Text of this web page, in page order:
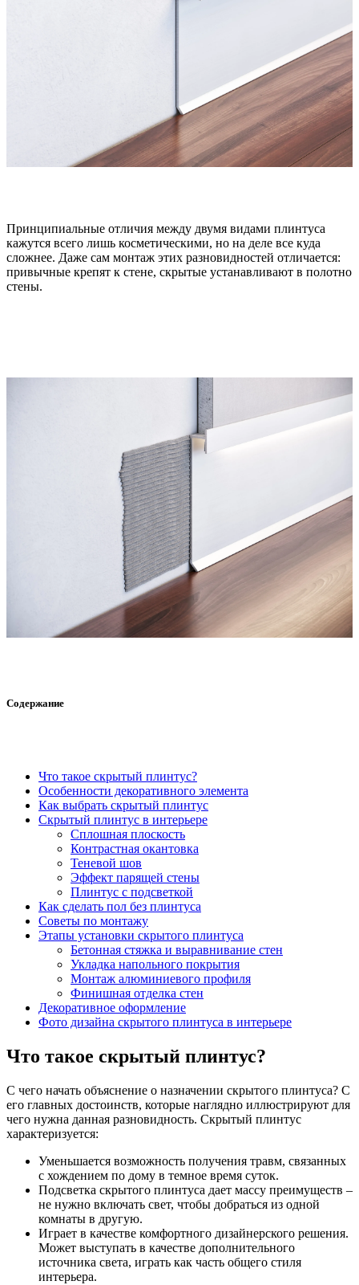
Принципиальные отличия между двумя видами плинтуса
кажутся всего лишь косметическими, но на деле все куда
сложнее. Даже сам монтаж этих разновидностей отличается:
привычные крепят к стене, скрытые устанавливают в полотно
стены.
Содержание
Что такое скрытый плинтус?
Особенности декоративного элемента
Как выбрать скрытый плинтус
Скрытый плинтус в интерьере
Сплошная плоскость
Контрастная окантовка
Теневой шов
Эффект парящей стены
Плинтус с подсветкой
Как сделать пол без плинтуса
Советы по монтажу
Этапы установки скрытого плинтуса
Бетонная стяжка и выравнивание стен
Укладка напольного покрытия
Монтаж алюминиевого профиля
Финишная отделка стен
Декоративное оформление
Фото дизайна скрытого плинтуса в интерьере
Что такое скрытый плинтус?
С чего начать объяснение о назначении скрытого плинтуса? С
его главных достоинств, которые наглядно иллюстрируют для
чего нужна данная разновидность. Скрытый плинтус
характеризуется:
Уменьшается возможность получения травм, связанных
с хождением по дому в темное время суток.
Подсветка скрытого плинтуса дает массу преимуществ –
не нужно включать свет, чтобы добраться из одной
комнаты в другую.
Играет в качестве комфортного дизайнерского решения.
Может выступать в качестве дополнительного
источника света, играть как часть общего стиля
интерьера.